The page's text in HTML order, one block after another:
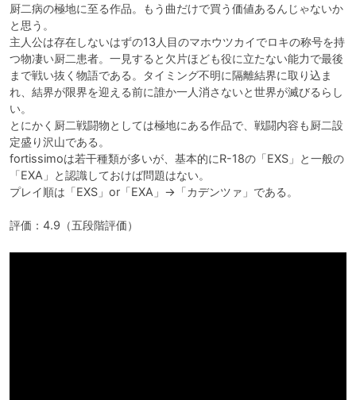
厨二病の極地に至る作品。もう曲だけで買う価値あるんじゃないか
と思う。
主人公は存在しないはずの13人目のマホウツカイでロキの称号を持
つ物凄い厨二患者。一見すると欠片ほども役に立たない能力で最後
まで戦い抜く物語である。タイミング不明に隔離結界に取り込ま
れ、結界が限界を迎える前に誰か一人消さないと世界が滅びるらし
い。
とにかく厨二戦闘物としては極地にある作品で、戦闘内容も厨二設
定盛り沢山である。
fortissimoは若干種類が多いが、基本的にR-18の「EXS」と一般の
「EXA」と認識しておけば問題はない。
プレイ順は「EXS」or「EXA」→「カデンツァ」である。
評価：4.9（五段階評価）